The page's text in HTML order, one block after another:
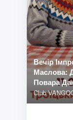
Вечір
Маслова:
Повара
Club